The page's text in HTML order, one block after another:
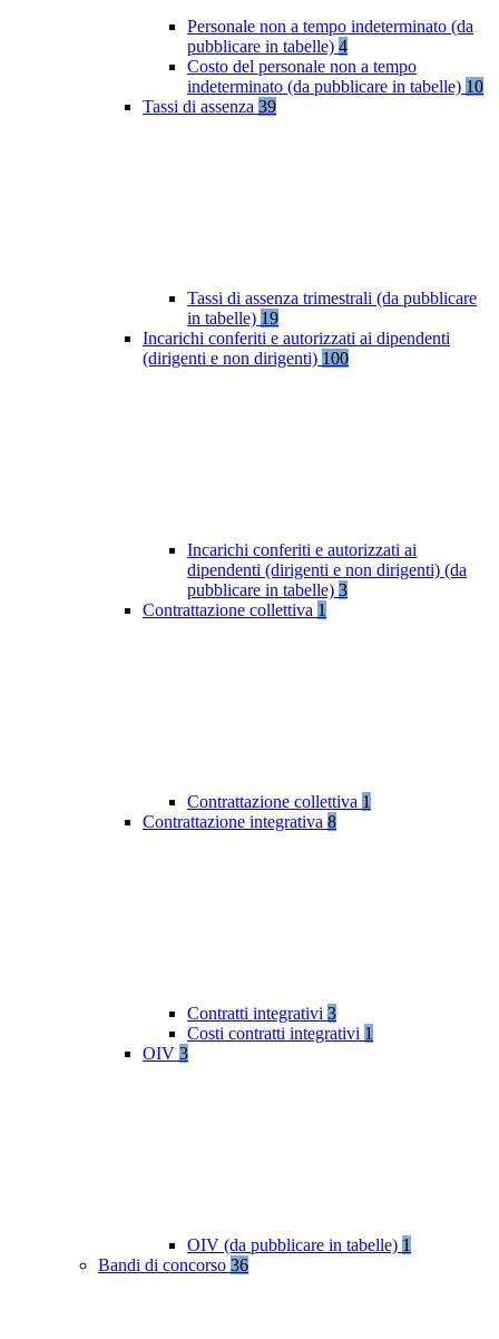
Personale non a tempo indeterminato (da
pubblicare in tabelle) 4
Costo del personale non a tempo
indeterminato (da pubblicare in tabelle) 10
Tassi di assenza 39
Tassi di assenza trimestrali (da pubblicare
in tabelle) 19
Incarichi conferiti e autorizzati ai dipendenti
(dirigenti e non dirigenti) 100
Incarichi conferiti e autorizzati ai
dipendenti (dirigenti e non dirigenti) (da
pubblicare in tabelle) 3
Contrattazione collettiva 1
Contrattazione collettiva 1
Contrattazione integrativa 8
Contratti integrativi 3
Costi contratti integrativi 1
OIV 3
OIV (da pubblicare in tabelle) 1
Bandi di concorso 36